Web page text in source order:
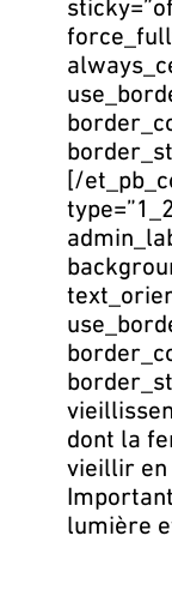
[/
dont la
vieillir en
lumière